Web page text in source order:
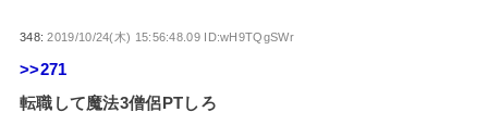
348:2019/10/24(木) 15:56:48.09 ID:wH9TQgSWr
>>271
転職して魔法3僧侶PTしろ